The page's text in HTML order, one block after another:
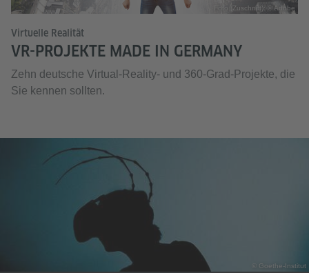
Foto (Zuschnitt): © Adobe
Virtuelle Realität
VR-PROJEKTE MADE IN GERMANY
Zehn deutsche Virtual-Reality- und 360-Grad-Projekte, die
Sie kennen sollten.
© Goethe-Institut